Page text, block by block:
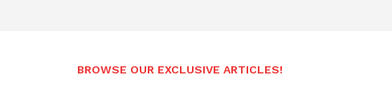
BROWSE OUR EXCLUSIVE ARTICLES!